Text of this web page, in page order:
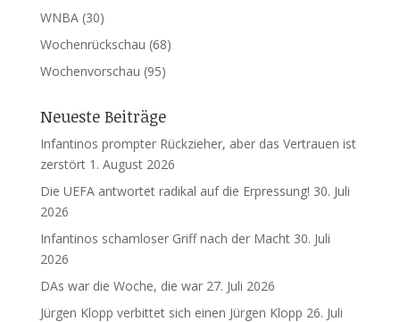
WNBA(30)
Wochenrückschau (68)
Wochenvorschau (95)
Neueste Beiträge
Infantinos prompter Rückzieher, aber das Vertrauen ist
zerstört 1. August 2026
Die UEFA antwortet radikal auf die Erpressung! 30. Juli
2026
Infantinos schamloser Griff nach der Macht 30. Juli
2026
DAs war die Woche, die war 27. Juli 2026
Jürgen Klopp verbittet sich einen Jürgen Klopp 26. Juli